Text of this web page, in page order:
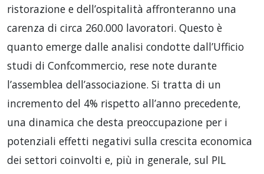
ristorazione e dell’ospitalità affronteranno una
carenza di circa 260.000 lavoratori. Questo è
quanto emerge dalle analisi condotte dall’Ufficio
studi di Confcommercio, rese note durante
l’assemblea dell’associazione. Si tratta di un
incremento del 4% rispetto all’anno precedente,
una dinamica che desta preoccupazione per i
potenziali effetti negativi sulla crescita economica
dei settori coinvolti e, più in generale, sul PIL